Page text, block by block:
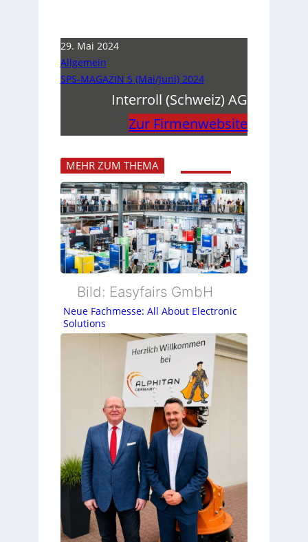
29. Mai 2024
Allgemein
SPS-MAGAZIN 5 (Mai/Juni) 2024
Interroll (Schweiz) AG
Zur Firmenwebsite
MEHR ZUM THEMA
Bild: Easyfairs GmbH
Neue Fachmesse: All About Electronic
Solutions